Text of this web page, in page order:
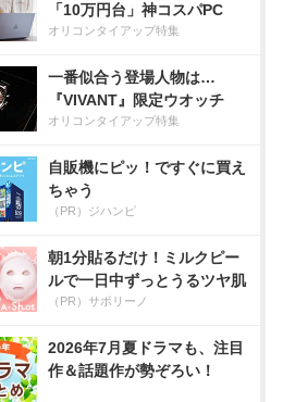
「10万円台」神コスパPC
オリコンタイアップ特集
一番似合う登場人物は…
『VIVANT』限定ウオッチ
オリコンタイアップ特集
自販機にピッ！ですぐに買え
ちゃう
（PR）ジハンピ
朝1分貼るだけ！ミルクピー
ルで一日中ずっとうるツヤ肌
（PR）サボリーノ
2026年7月夏ドラマも、注目
作＆話題作が勢ぞろい！